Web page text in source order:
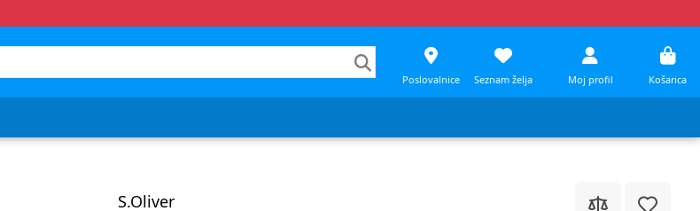
Poslovalnice Seznam želja Moj profil Košarica
S.Oliver